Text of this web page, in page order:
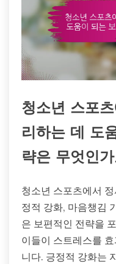
청소년 스포
리하는 데 도
략은 무엇인가
청소년 스포츠에서
정적 강화, 마음챙김
은 보편적인 전략을
이들이 스트레스를
니다. 긍정적 강화는